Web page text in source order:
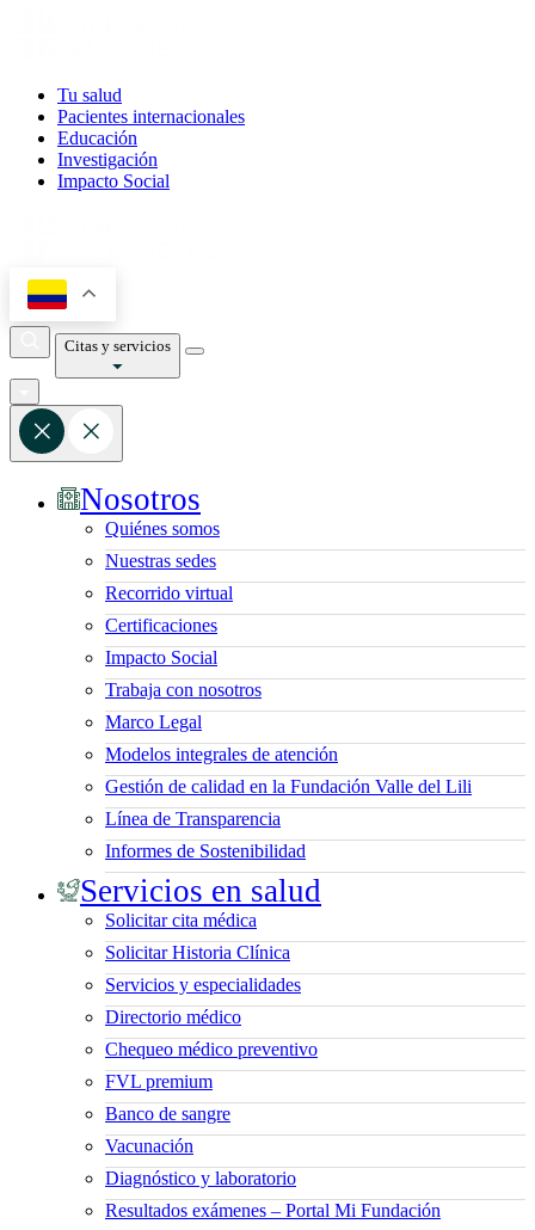
Tu salud
Pacientes internacionales
Educación
Investigación
Impacto Social
Citas y servicios
Nosotros
Quiénes somos
Nuestras sedes
Recorrido virtual
Certificaciones
Impacto Social
Trabaja con nosotros
Marco Legal
Modelos integrales de atención
Gestión de calidad en la Fundación Valle del Lili
Línea de Transparencia
Informes de Sostenibilidad
Servicios en salud
Solicitar cita médica
Solicitar Historia Clínica
Servicios y especialidades
Directorio médico
Chequeo médico preventivo
FVL premium
Banco de sangre
Vacunación
Diagnóstico y laboratorio
Resultados exámenes – Portal Mi Fundación